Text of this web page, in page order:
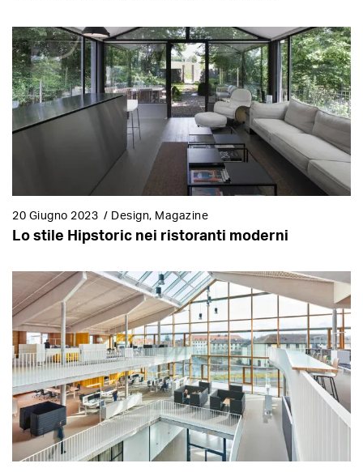
20 Giugno 2023 / Design, Magazine
Lo stile Hipstoric nei ristoranti moderni